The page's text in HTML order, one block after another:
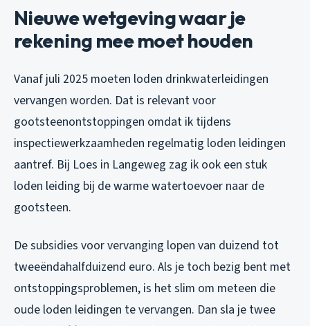
Nieuwe wetgeving waar je
rekening mee moet houden
Vanaf juli 2025 moeten loden drinkwaterleidingen
vervangen worden. Dat is relevant voor
gootsteenontstoppingen omdat ik tijdens
inspectiewerkzaamheden regelmatig loden leidingen
aantref. Bij Loes in Langeweg zag ik ook een stuk
loden leiding bij de warme watertoevoer naar de
gootsteen.
De subsidies voor vervanging lopen van duizend tot
tweeëndahalfduizend euro. Als je toch bezig bent met
ontstoppingsproblemen, is het slim om meteen die
oude loden leidingen te vervangen. Dan sla je twee